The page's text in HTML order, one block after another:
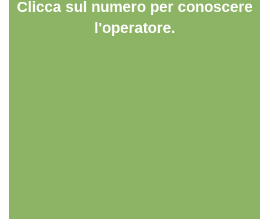
Clicca sul numero per conoscere
l'operatore.